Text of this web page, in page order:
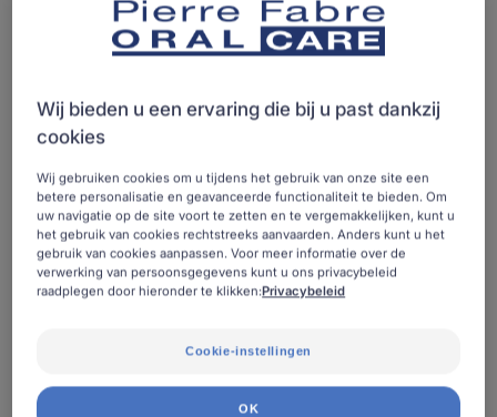
Een complete multi-action tandpasta voor een optimale
dagelijkse mondhygiëne.
Bevat antioxidant Aquacyane
Tube
Wij bieden u een ervaring die bij u past dankzij
cookies
Wij gebruiken cookies om u tijdens het gebruik van onze site een
betere personalisatie en geavanceerde functionaliteit te bieden. Om
uw navigatie op de site voort te zetten en te vergemakkelijken, kunt u
het gebruik van cookies rechtstreeks aanvaarden. Anders kunt u het
gebruik van cookies aanpassen. Voor meer informatie over de
verwerking van persoonsgegevens kunt u ons privacybeleid
raadplegen door hieronder te klikken:Privacybeleid
Cookie-instellingen
OK